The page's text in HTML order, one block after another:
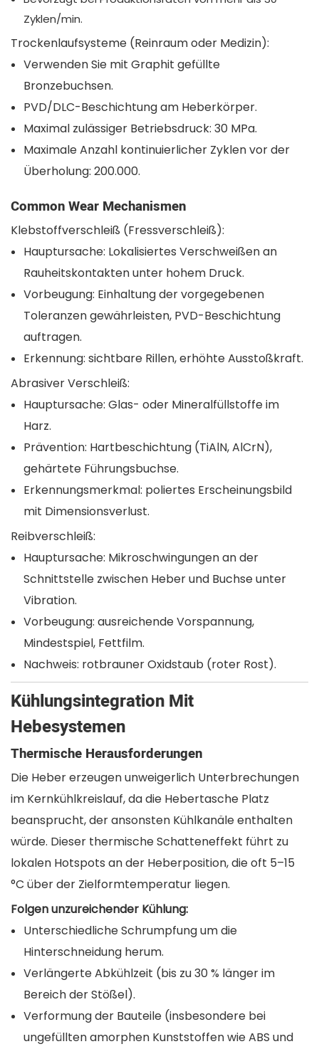
Zyklen/min.
Trockenlaufsysteme (Reinraum oder Medizin):
Verwenden Sie mit Graphit gefüllte
Bronzebuchsen.
PVD/DLC-Beschichtung am Heberkörper.
Maximal zulässiger Betriebsdruck: 30 MPa.
Maximale Anzahl kontinuierlicher Zyklen vor der
Überholung: 200.000.
Common Wear Mechanismen
Klebstoffverschleiß (Fressverschleiß):
Hauptursache: Lokalisiertes Verschweißen an
Rauheitskontakten unter hohem Druck.
Vorbeugung: Einhaltung der vorgegebenen
Toleranzen gewährleisten, PVD-Beschichtung
auftragen.
Erkennung: sichtbare Rillen, erhöhte Ausstoßkraft.
Abrasiver Verschleiß:
Hauptursache: Glas- oder Mineralfüllstoffe im
Harz.
Prävention: Hartbeschichtung (TiAlN, AlCrN),
gehärtete Führungsbuchse.
Erkennungsmerkmal: poliertes Erscheinungsbild
mit Dimensionsverlust.
Reibverschleiß:
Hauptursache: Mikroschwingungen an der
Schnittstelle zwischen Heber und Buchse unter
Vibration.
Vorbeugung: ausreichende Vorspannung,
Mindestspiel, Fettfilm.
Nachweis: rotbrauner Oxidstaub (roter Rost).
Kühlungsintegration Mit
Hebesystemen
Thermische Herausforderungen
Die Heber erzeugen unweigerlich Unterbrechungen
im Kernkühlkreislauf, da die Hebertasche Platz
beansprucht, der ansonsten Kühlkanäle enthalten
würde. Dieser thermische Schatteneffekt führt zu
lokalen Hotspots an der Heberposition, die oft 5–15
°C über der Zielformtemperatur liegen.
Folgen unzureichender Kühlung:
Unterschiedliche Schrumpfung um die
Hinterschneidung herum.
Verlängerte Abkühlzeit (bis zu 30 % länger im
Bereich der Stößel).
Verformung der Bauteile (insbesondere bei
ungefüllten amorphen Kunststoffen wie ABS und